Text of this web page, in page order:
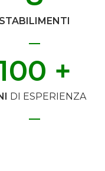
STABILIMENTI
DI ESPERIENZA
+